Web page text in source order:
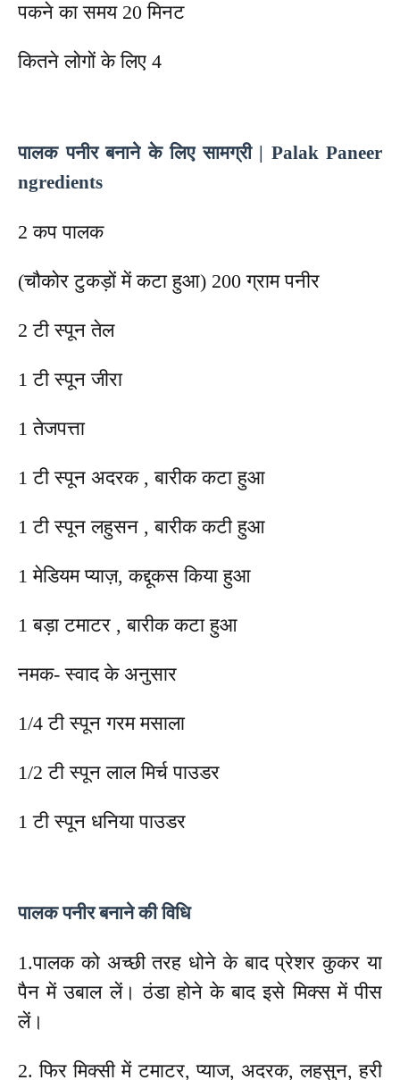
पकने का समय 20 मिनट
कितने लोगों के लिए 4
पालक पनीर बनाने के लिए सामग्री | Palak Paneer
ngredients
2 कप पालक
(चौकोर टुकड़ों में कटा हुआ) 200 ग्राम पनीर
2 टी स्पून तेल
1 टी स्पून जीरा
1 तेजपत्ता
1 टी स्पून अदरक , बारीक कटा हुआ
1 टी स्पून लहुसन , बारीक कटी हुआ
1 मेडियम प्याज़, कद्दूकस किया हुआ
1 बड़ा टमाटर , बारीक कटा हुआ
नमक- स्वाद के अनुसार
1/4 टी स्पून गरम मसाला
1/2 टी स्पून लाल मिर्च पाउडर
1 टी स्पून धनिया पाउडर
पालक पनीर बनाने की विधि
1.पालक को अच्छी तरह धोने के बाद प्रेशर कुकर या
पैन में उबाल लें। ठंडा होने के बाद इसे मिक्स में पीस
लें।
2. फिर मिक्सी में टमाटर, प्याज, अदरक, लहसुन, हरी